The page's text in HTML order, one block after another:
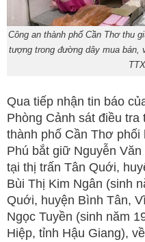
Công an thành phố Cần Thơ thu
tượng trong đường dây mua bán,
Qua tiếp nhận tin báo
Phòng Cảnh sát điều tra
thành phố Cần Thơ
Phú bắt giữ Nguyễn
tại thị trấn Tân Quới,
Bùi Thị Kim Ngân (sinh
Quới, huyện Bình Tân,
Ngọc Tuyền (sinh năm
Hiệp, tỉnh Hậu Giang),